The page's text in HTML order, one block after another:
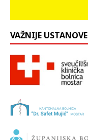
VAŽNIJE USTANOVE